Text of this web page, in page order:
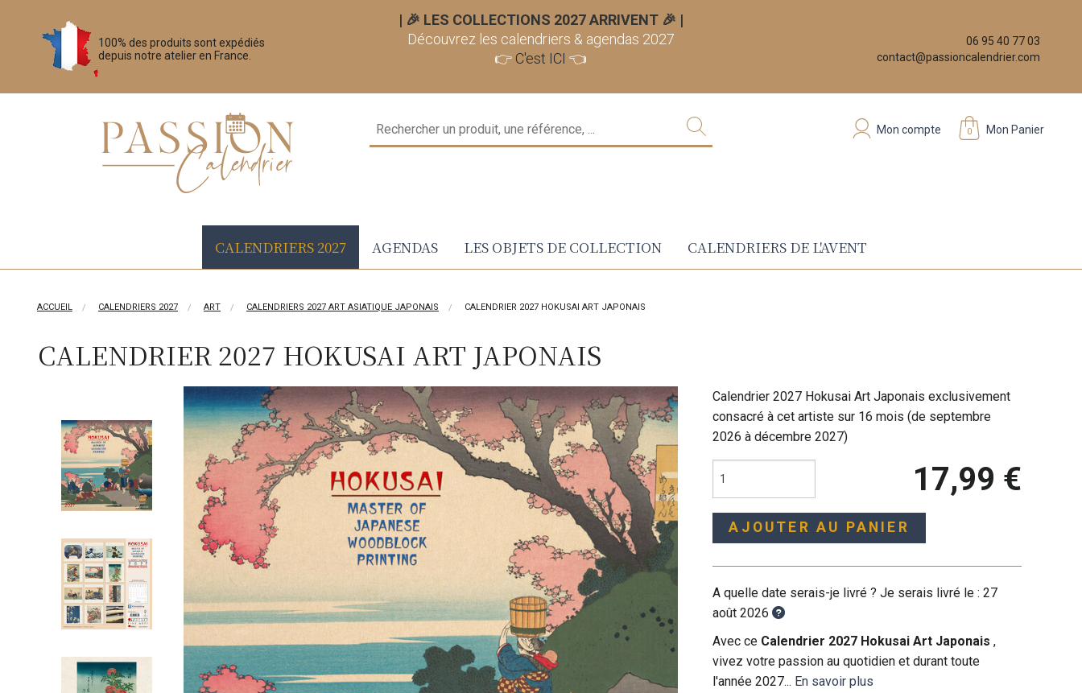
100% des produits sont expédiés
depuis notre atelier en France.
| 🎉 LES COLLECTIONS 2027 ARRIVENT 🎉 |
Découvrez les calendriers & agendas 2027
👉 C'est ICI 👈
06 95 40 77 03
contact@passioncalendrier.com
0 Mon Panier
Mon compte
CALENDRIERS 2027 AGENDAS LES OBJETS DE COLLECTION CALENDRIERS DE L'AVENT
ACCUEIL CALENDRIERS 2027 ART CALENDRIERS 2027 ART ASIATIQUE JAPONAIS CALENDRIER 2027 HOKUSAI ART JAPONAIS
CALENDRIER 2027 HOKUSAI ART JAPONAIS
Calendrier 2027 Hokusai Art Japonais exclusivement
consacré à cet artiste sur 16 mois (de septembre
2026 à décembre 2027)
17,99 €
AJOUTER AU PANIER
A quelle date serais-je livré ? Je serais livré le :27
août 2026
Avec ce Calendrier 2027 Hokusai Art Japonais,
vivez votre passion au quotidien et durant toute
l'année 2027... En savoir plus